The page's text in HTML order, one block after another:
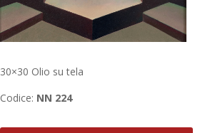
30×30 Olio su tela
Codice: NN 224